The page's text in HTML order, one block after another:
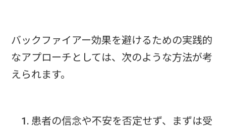
バックファイアー効果を避けるための実践的
なアプローチとしては、次のような方法が考
えられます。
患者の信念や不安を否定せず、まずは受